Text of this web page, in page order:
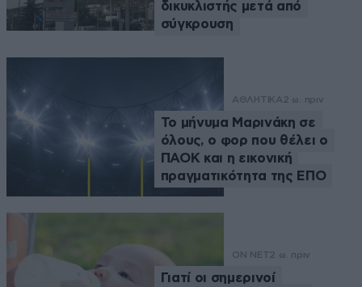
δικυκλιστής μετά από
σύγκρουση
ΑΘΛΗΤΙΚΑ 2 ω. πριν
Το μήνυμα Μαρινάκη σε
όλους, ο φορ που θέλει ο
ΠΑΟΚ και η εικονική
πραγματικότητα της ΕΠΟ
ON NET2 ω. πριν
Γιατί οι σημερινοί